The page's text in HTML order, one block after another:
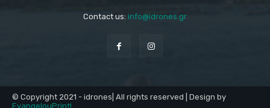
Contact us: info@idrones.gr
© Copyright 2021 - idrones| All rights reserved | Design by
EvangelouPrint!